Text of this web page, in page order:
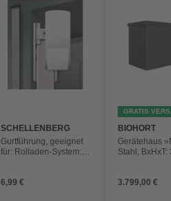
SCHELLENBERG
Gurtführung, geeignet
für: Rolladen-System:
6,99 €
GRATIS
BIOHORT
Gerätehaus
Stahl, BxHxT:
3.799,00 €